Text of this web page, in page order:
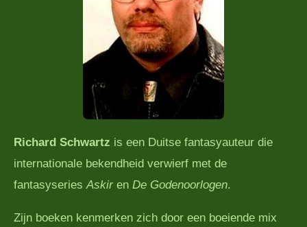
Richard Schwartz is een Duitse fantasyauteur die
internationale bekendheid verwierf met de
fantasyseries Askir en De Godenoorlogen.
Zijn boeken kenmerken zich door een boeiende mix